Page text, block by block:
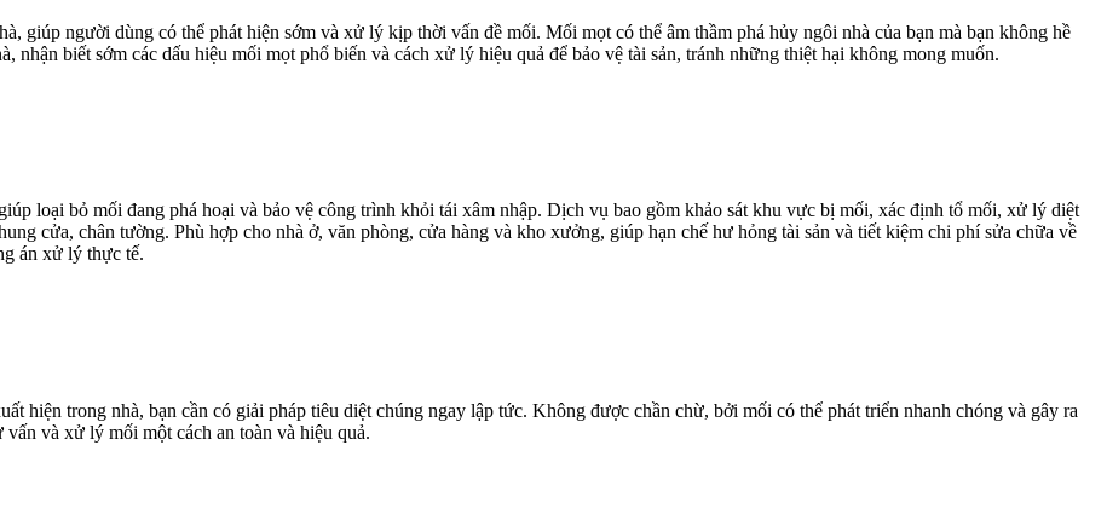
giúp người dùng có thể phát hiện sớm và xử lý kịp thời vấn đề mối. Mối mọt có thể âm thầm phá hủy ngôi nhà của bạn mà bạn không hề
nhận biết sớm các dấu hiệu mối mọt phổ biến và cách xử lý hiệu quả để bảo vệ tài sản, tránh những thiệt hại không mong muốn.
loại bỏ mối đang phá hoại và bảo vệ công trình khỏi tái xâm nhập. Dịch vụ bao gồm khảo sát khu vực bị mối, xác định tổ mối, xử lý diệt
cửa, chân tường. Phù hợp cho nhà ở, văn phòng, cửa hàng và kho xưởng, giúp hạn chế hư hỏng tài sản và tiết kiệm chi phí sửa chữa về
án xử lý thực tế.
hiện trong nhà, bạn cần có giải pháp tiêu diệt chúng ngay lập tức. Không được chần chừ, bởi mối có thể phát triển nhanh chóng và gây ra
và xử lý mối một cách an toàn và hiệu quả.